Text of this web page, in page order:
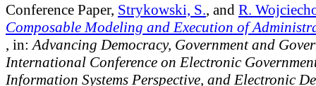
Conference Paper, Strykowski, S., and R.
Composable Modeling and Execution of
, in: Advancing Democracy, Government and
International Conference on Electronic
Information Systems Perspective, and Electronic